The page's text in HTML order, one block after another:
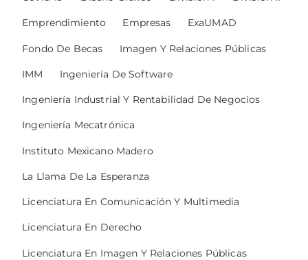
Emprendimiento Empresas ExaUMAD
Fondo De Becas Imagen Y Relaciones Públicas
IMM Ingeniería De Software
Ingeniería Industrial Y Rentabilidad De Negocios
Ingeniería Mecatrónica
Instituto Mexicano Madero
La Llama De La Esperanza
Licenciatura En Comunicación Y Multimedia
Licenciatura En Derecho
Licenciatura En Imagen Y Relaciones Públicas